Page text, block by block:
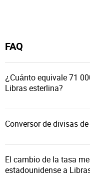
FAQ
¿Cuánto equivale 71
Libras esterlina?
Conversor de divisas
El cambio de la tasa
estadounidense a